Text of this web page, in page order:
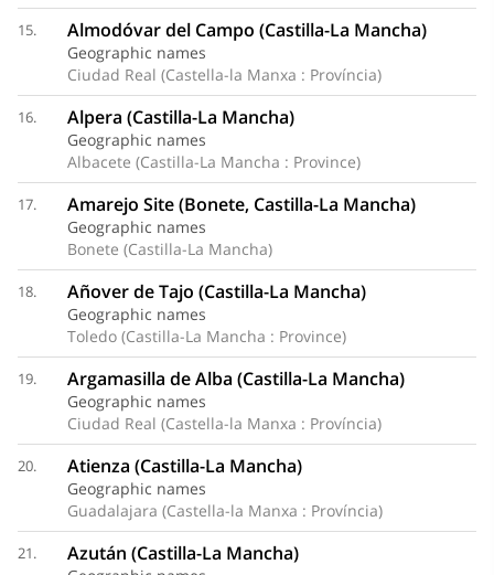
15. Almodóvar del Campo (Castilla-La Mancha)
Geographic names
Ciudad Real (Castella-la Manxa : Província)
16. Alpera (Castilla-La Mancha)
Geographic names
Albacete (Castilla-La Mancha : Province)
17. Amarejo Site (Bonete, Castilla-La Mancha)
Geographic names
Bonete (Castilla-La Mancha)
18. Añover de Tajo (Castilla-La Mancha)
Geographic names
Toledo (Castilla-La Mancha : Province)
19. Argamasilla de Alba (Castilla-La Mancha)
Geographic names
Ciudad Real (Castella-la Manxa : Província)
20. Atienza (Castilla-La Mancha)
Geographic names
Guadalajara (Castella-la Manxa : Província)
21. Azután (Castilla-La Mancha)